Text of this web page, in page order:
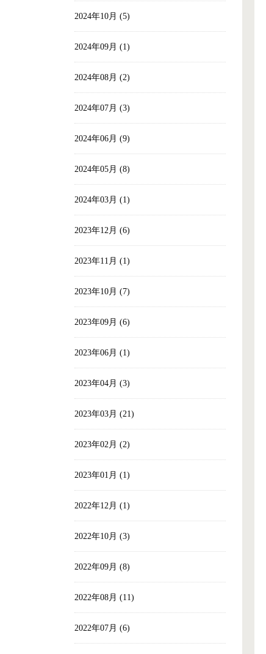
2024年10月 (5)
2024年09月 (1)
2024年08月 (2)
2024年07月 (3)
2024年06月 (9)
2024年05月 (8)
2024年03月 (1)
2023年12月 (6)
2023年11月 (1)
2023年10月 (7)
2023年09月 (6)
2023年06月 (1)
2023年04月 (3)
2023年03月 (21)
2023年02月 (2)
2023年01月 (1)
2022年12月 (1)
2022年10月 (3)
2022年09月 (8)
2022年08月 (11)
2022年07月 (6)